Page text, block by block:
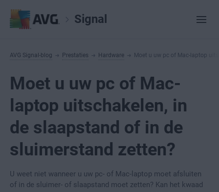
Signal
AVG Signal-blog Prestaties Hardware Moet u uw pc of Mac-laptop
Moet u uw pc of Mac-
laptop uitschakelen, in
de slaapstand of in de
sluimerstand zetten?
U weet niet wanneer u uw pc- of Mac-laptop moet afsluiten
of in de sluimer- of slaapstand moet zetten? Kan het kwaad